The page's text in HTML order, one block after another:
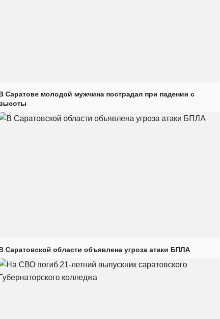
Саратове молодой мужчина пострадал при падении с
Саратовской области объявлена угроза атаки БПЛА